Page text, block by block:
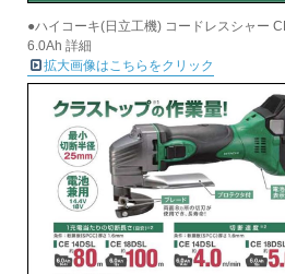
●ハイコーキ(日立工機) コードレスシャー
6.0Ah 詳細
拡大画像はこちらをクリック